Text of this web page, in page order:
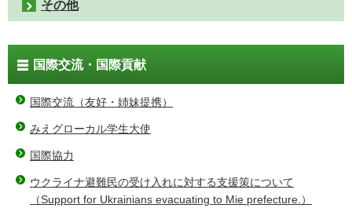
その他
国際交流・国際貢献
国際交流（友好・姉妹提携）
みえグローカル学生大使
国際協力
ウクライナ避難民の受け入れに対する支援策について
（Support for Ukrainians evacuating to Mie prefecture.）